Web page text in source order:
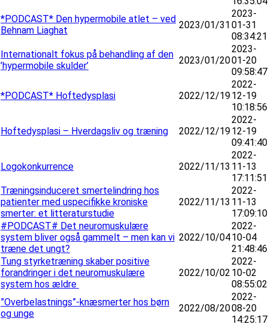
*PODCAST* Den hypermobile atlet – ved
Behnam Liaghat
2023/01/31
2023-
01-31
08:34:21
Internationalt fokus på behandling af den
’hypermobile skulder’
2023/01/20
2023-
01-20
09:58:47
*PODCAST* Hoftedysplasi 2022/12/19
2022-
12-19
10:18:56
Hoftedysplasi – Hverdagsliv og træning 2022/12/19
2022-
12-19
09:41:40
Logokonkurrence 2022/11/13
2022-
11-13
17:11:51
Træningsinduceret smertelindring hos
patienter med uspecifikke kroniske
smerter: et litteraturstudie
2022/11/13
2022-
11-13
17:09:10
#PODCAST# Det neuromuskulære
system bliver også gammelt – men kan vi
træne det ungt?
2022/10/04
2022-
10-04
21:48:46
Tung styrketræning skaber positive
forandringer i det neuromuskulære
system hos ældre
2022/10/02
2022-
10-02
08:55:02
”Overbelastnings”-knæsmerter hos børn
og unge
2022/08/20
2022-
08-20
14:25:17